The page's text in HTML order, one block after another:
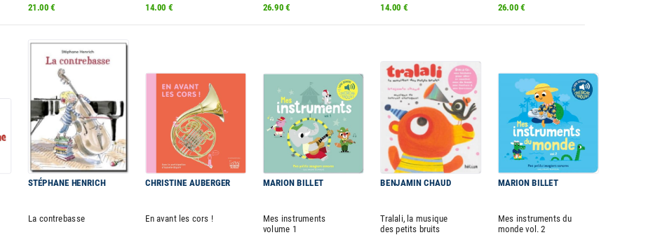
21.00 € 14.00 € 26.90 € 14.00 € 26.00 €
STÉPHANE HENRICH CHRISTINE AUBERGER MARION BILLET BENJAMIN CHAUD MARION BILLET
La contrebasse En avant les cors !
Mes instruments
volume 1
Tralali, la musique
des petits bruits
Mes instruments du
monde vol. 2